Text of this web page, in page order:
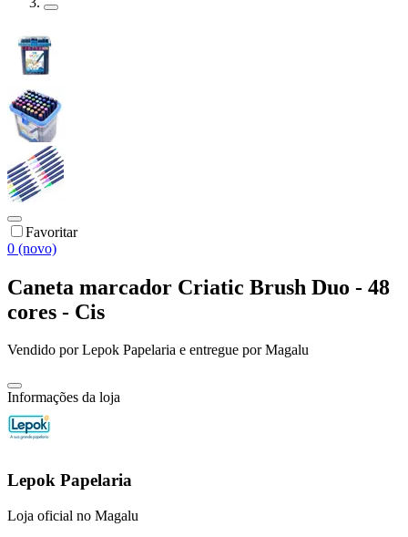
Favoritar
0 (novo)
Caneta marcador Criatic Brush Duo - 48
cores - Cis
Vendido porLepok Papelaria e entregue por Magalu
Informações da loja
Lepok Papelaria
Loja oficial no Magalu